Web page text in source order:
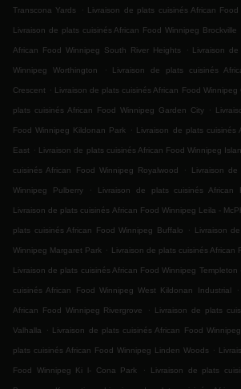
Transcona Yards . Livraison de plats cuisinés African
Livraison de plats cuisinés African Food Winnipeg Brockville
African Food Winnipeg South River Heights . Livraison
Winnipeg Worthington . Livraison de plats cuisinés
Crescent . Livraison de plats cuisinés African Food Winnipeg
plats cuisinés African Food Winnipeg Garden City .
Food Winnipeg Kildonan Park . Livraison de plats cuisinés
East . Livraison de plats cuisinés African Food Winnipeg
cuisinés African Food Winnipeg Royalwood . Livraison
Winnipeg Pulberry . Livraison de plats cuisinés African
Livraison de plats cuisinés African Food Winnipeg Leila -
plats cuisinés African Food Winnipeg Buffalo . Livraison
Winnipeg Margaret Park . Livraison de plats cuisinés African
Livraison de plats cuisinés African Food Winnipeg Templeton
cuisinés African Food Winnipeg West Kildonan Industrial .
African Food Winnipeg Rivergrove . Livraison de plats
Valhalla . Livraison de plats cuisinés African Food
plats cuisinés African Food Winnipeg Linden Woods .
Food Winnipeg Ki l- Cona Park . Livraison de plats